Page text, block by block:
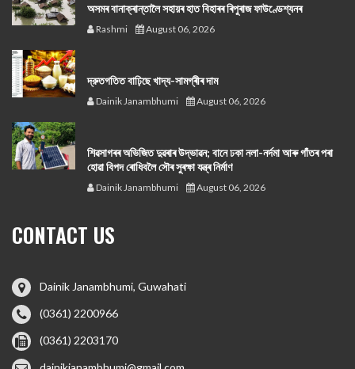
অসমৰ বানাক্ৰান্তালৈ সহায়ৰ হাত বিহাৰৰ ৰিপুৰাজ ফাউণ্ডেশ্যনৰ
Rashmi August 06, 2026
দ্রুতগতিত বাঢ়িছে খাদ্য-সামগ্ৰীৰ দাম
Dainik Janambhumi August 06, 2026
শিৱসাগৰৰ অভিজিত দুৱৰাৰ উদ্ভাৱন; বানে ঢকা নলা-নৰ্দমা আৰু গাঁতৰ পৰা
হোৱা বিপদ ৰোধিবলৈ সৌৰ সুৰক্ষা যন্ত্ৰ নিৰ্মাণ
Dainik Janambhumi August 06, 2026
CONTACT US
Dainik Janambhumi, Guwahati
(0361) 2200966
(0361) 2203170